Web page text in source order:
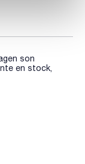
son
en stock,